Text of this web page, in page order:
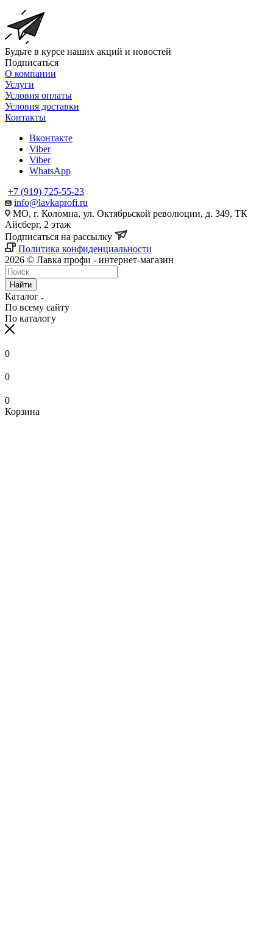
Будьте в курсе наших акций и новостей
Подписаться
О компании
Услуги
Условия оплаты
Условия доставки
Контакты
Вконтакте
Viber
Viber
WhatsApp
+7 (919) 725-55-23
info@lavkaprofi.ru
МО, г. Коломна, ул. Октябрьской революции, д. 349, ТК
Айсберг, 2 этаж
Подписаться на рассылку
Политика конфиденциальности
2026 © Лавка профи - интернет-магазин
Найти
Каталог
По всему сайту
По каталогу
0
0
0
Корзина